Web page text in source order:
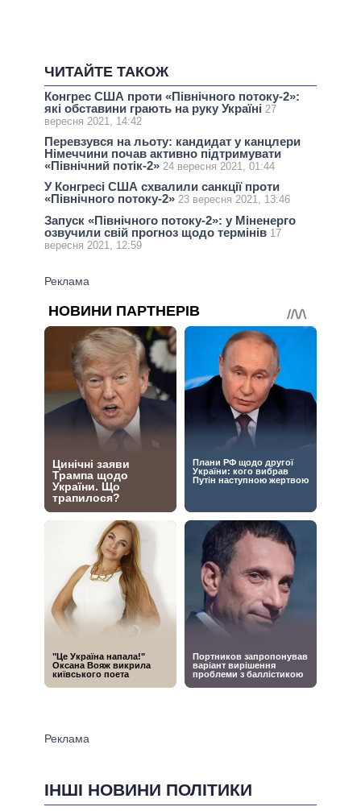
ЧИТАЙТЕ ТАКОЖ
Конгрес США проти «Північного потоку-2»:
які обставини грають на руку Україні 27
вересня 2021, 14:42
Перевзувся на льоту: кандидат у канцлери
Німеччини почав активно підтримувати
«Північний потік-2» 24 вересня 2021, 01:44
У Конгресі США схвалили санкції проти
«Північного потоку-2» 23 вересня 2021, 13:46
Запуск «Північного потоку-2»: у Міненерго
озвучили свій прогноз щодо термінів 17
вересня 2021, 12:59
ІНШІ НОВИНИ ПОЛІТИКИ